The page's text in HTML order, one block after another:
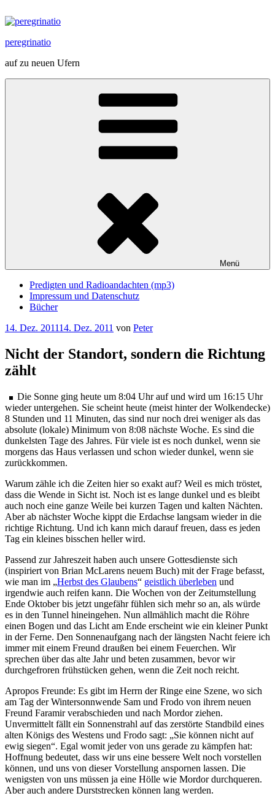
Inhalt
peregrinatio
auf zu neuen Ufern
Menü
Predigten und Radioandachten (mp3)
Impressum und Datenschutz
Bücher
Veröffentlicht
14. Dez. 201114. Dez. 2011 von Peter
Nicht der Standort, sondern die Richtung
zählt
Die Sonne ging heute um 8:04 Uhr auf und wird um 16:15 Uhr
wieder untergehen. Sie scheint heute (meist hinter der Wolkendecke)
8 Stunden und 11 Minuten, das sind nur noch drei weniger als das
absolute (lokale) Minimum von 8:08 nächste Woche. Es sind die
dunkelsten Tage des Jahres. Für viele ist es noch dunkel, wenn sie
morgens das Haus verlassen und schon wieder dunkel, wenn sie
zurückkommen.
Warum zähle ich die Zeiten hier so exakt auf? Weil es mich tröstet,
dass die Wende in Sicht ist. Noch ist es lange dunkel und es bleibt
auch noch eine ganze Weile bei kurzen Tagen und kalten Nächten.
Aber ab nächster Woche kippt die Erdachse langsam wieder in die
richtige Richtung. Und ich kann mich darauf freuen, dass es jeden
Tag ein kleines bisschen heller wird.
Passend zur Jahreszeit haben auch unsere Gottesdienste sich
(inspiriert von Brian McLarens neuem Buch) mit der Frage befasst,
wie man im „Herbst des Glaubens“ geistlich überleben und
irgendwie auch reifen kann. Die Wochen von der Zeitumstellung
Ende Oktober bis jetzt ungefähr fühlen sich mehr so an, als würde
es in den Tunnel hineingehen. Nun allmählich macht die Röhre
einen Bogen und das Licht am Ende erscheint wie ein kleiner Punkt
in der Ferne. Den Sonnenaufgang nach der längsten Nacht feiere ich
immer mit einem Freund draußen bei einem Feuerchen. Wir
sprechen über das alte Jahr und beten zusammen, bevor wir
durchgefroren frühstücken gehen, wenn die Zeit noch reicht.
Apropos Freunde: Es gibt im Herrn der Ringe eine Szene, wo sich
am Tag der Wintersonnwende Sam und Frodo von ihrem neuen
Freund Faramir verabschieden und nach Mordor ziehen.
Unvermittelt fällt ein Sonnenstrahl auf das zerstörte Standbild eines
alten Königs des Westens und Frodo sagt: „Sie können nicht auf
ewig siegen“. Egal womit jeder von uns gerade zu kämpfen hat:
Hoffnung bedeutet, dass wir uns eine bessere Welt noch vorstellen
können, und uns von dieser Vorstellung anspornen lassen. Die
wenigsten von uns müssen ja eine Hölle wie Mordor durchqueren.
Aber auch andere Durststrecken können lang werden.